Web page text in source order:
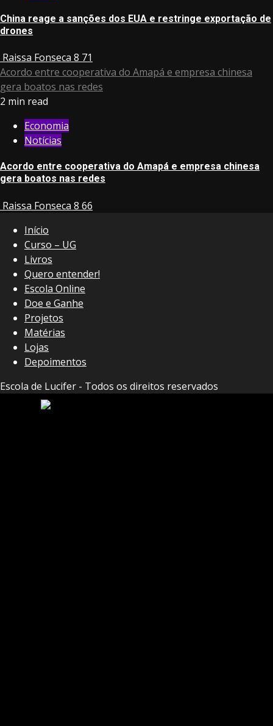
China reage a sanções dos EUA e restringe exportação de
drones
Raissa Fonseca 8 71
Acordo entre cooperativa do Amapá e empresa chinesa
gera boatos nas redes
2 min read
Economia
Notícias
Acordo entre cooperativa do Amapá e empresa chinesa
gera boatos nas redes
Raissa Fonseca 8 66
Início
Curso – UG
Livros
Quero entender!
Escola Online
Doe e Ganhe
Projetos
Matérias
Lojas
Depoimentos
Escola de Lucifer - Todos os direitos reservados